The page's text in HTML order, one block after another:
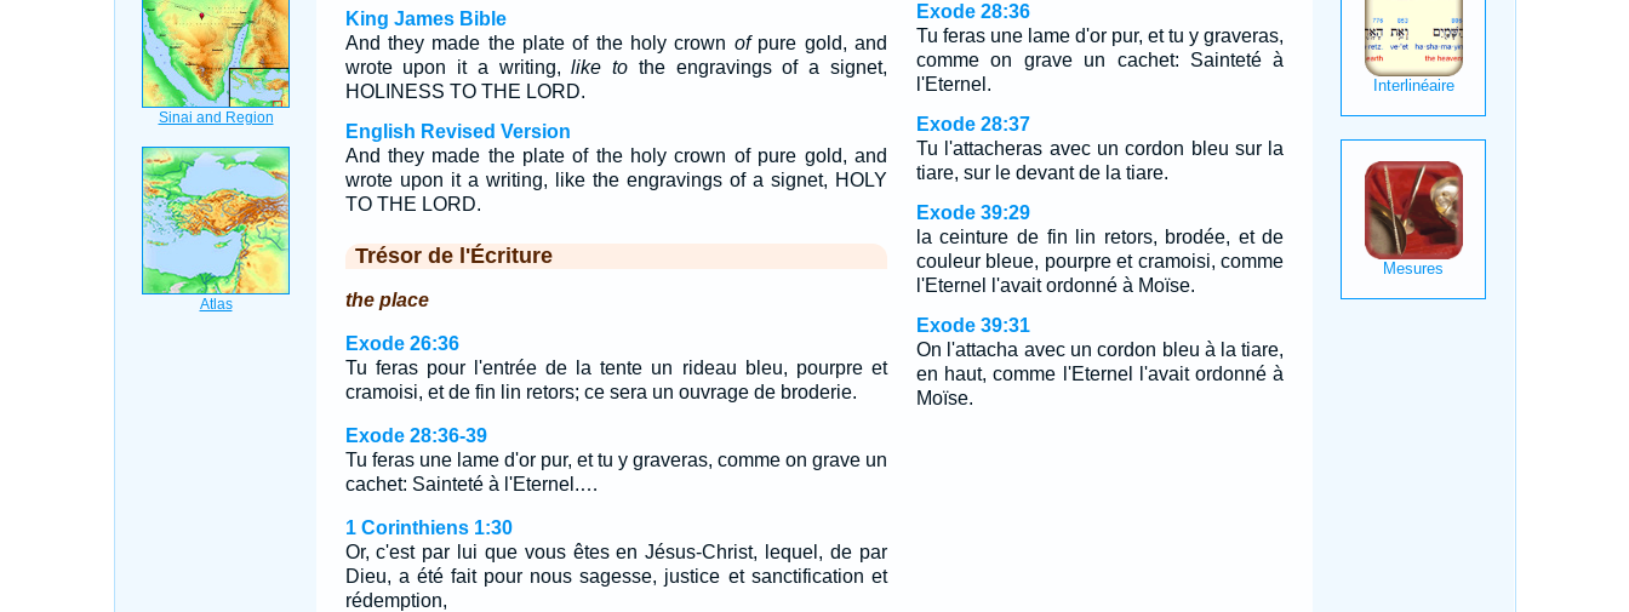
King James Bible
And they made the plate of the holy crown ofpure gold, and
wrote upon it a writing,like to the engravings of a signet,
HOLINESS TO THE LORD.
English Revised Version
And they made the plate of the holy crown of pure gold, and
wrote upon it a writing, like the engravings of a signet, HOLY
TO THE LORD.
Trésor de l'Écriture
the place
Exode 26:36
Tu feras pour l'entrée de la tente un rideau bleu, pourpre et
cramoisi, et de fin lin retors; ce sera un ouvrage de broderie.
Exode 28:36-39
Tu feras une lame d'or pur, et tu y graveras, comme on grave un
cachet: Sainteté à l'Eternel.…
1 Corinthiens 1:30
Or, c'est par lui que vous êtes en Jésus-Christ, lequel, de par
Dieu, a été fait pour nous sagesse, justice et sanctification et
rédemption,
Exode 28:36
Tu feras une lame d'or pur, et tu y graveras,
comme on grave un cachet: Sainteté à
l'Eternel.
Exode 28:37
Tu l'attacheras avec un cordon bleu sur la
tiare, sur le devant de la tiare.
Exode 39:29
la ceinture de fin lin retors, brodée, et de
couleur bleue, pourpre et cramoisi, comme
l'Eternel l'avait ordonné à Moïse.
Exode 39:31
On l'attacha avec un cordon bleu à la tiare,
en haut, comme l'Eternel l'avait ordonné à
Moïse.